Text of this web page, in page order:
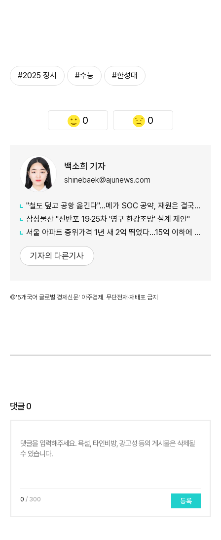
#2025 정시 #수능 #한성대
0 0
백소희 기자
shinebaek@ajunews.com
"철도 덮고 공항 옮긴다"…메가 SOC 공약, 재원은 결국 '땅'
삼성물산 "신반포 19·25차 '영구 한강조망' 설계 제안"
서울 아파트 중위가격 1년 새 2억 뛰었다…15억 이하에 실수요 몰려
기자의 다른기사
©'5개국어 글로벌 경제신문' 아주경제. 무단전재·재배포 금지
댓글0
0 / 300 등록